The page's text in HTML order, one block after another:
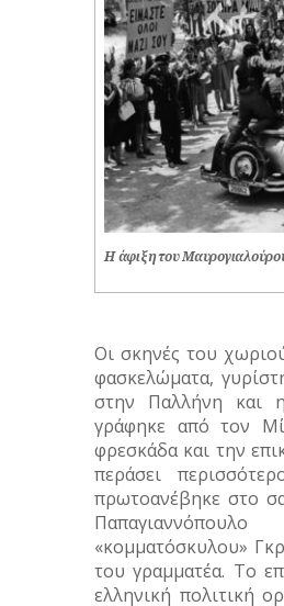
Η άφιξη του
Οι σκηνές του
φασκελώματα,
στην Παλλήνη και
γράφηκε από τον
φρεσκάδα και την
περάσει
πρωτοανέβηκε στο
«κομματόσκυλου»
του γραμματέα. Το
ελληνική πολιτική